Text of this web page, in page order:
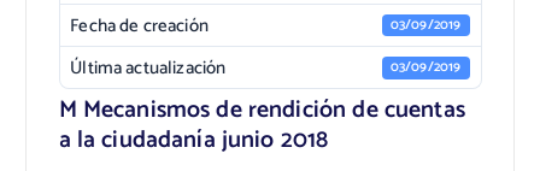
Fecha de creación 03/09/2019
Última actualización 03/09/2019
M Mecanismos de rendición de cuentas
a la ciudadanía junio 2018